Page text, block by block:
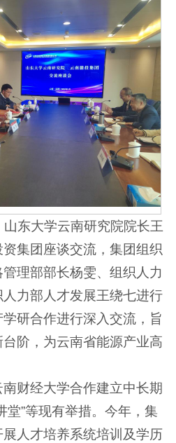
东大学云南研究院院长王
集团座谈交流，集团组织
理部部长杨雯、组织人力
力部人才发展王绕七进行
研合作进行深入交流，旨
阶，为云南省能源产业高
财经大学合作建立中长期
堂”等现有举措。今年，集
人才培养系统培训及学历